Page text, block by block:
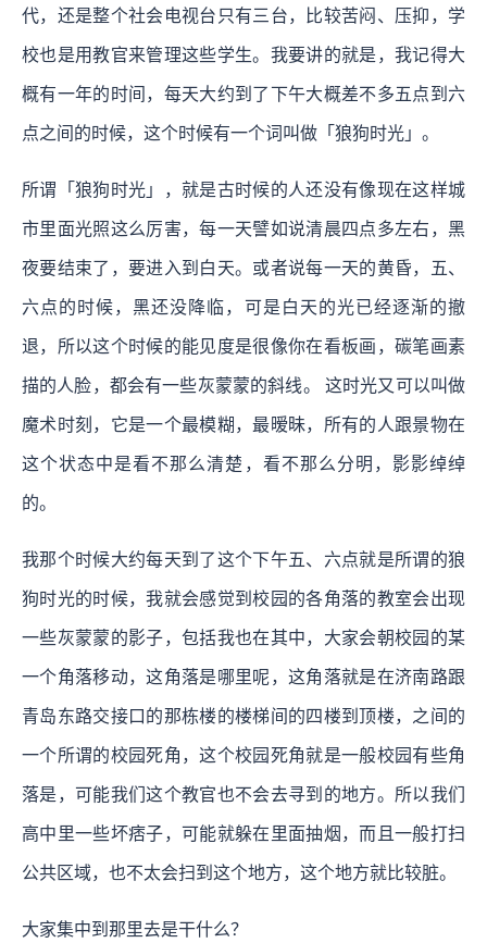
代，还是整个社会电视台只有三台，比较苦闷、压抑，学
校也是用教官来管理这些学生。我要讲的就是，我记得大
概有一年的时间，每天大约到了下午大概差不多五点到六
点之间的时候，这个时候有一个词叫做「狼狗时光」。
所谓「狼狗时光」，就是古时候的人还没有像现在这样城
市里面光照这么厉害，每一天譬如说清晨四点多左右，黑
夜要结束了，要进入到白天。或者说每一天的黄昏，五、
六点的时候，黑还没降临，可是白天的光已经逐渐的撤
退，所以这个时候的能见度是很像你在看板画，碳笔画素
描的人脸，都会有一些灰蒙蒙的斜线。 这时光又可以叫做
魔术时刻，它是一个最模糊，最暧昧，所有的人跟景物在
这个状态中是看不那么清楚，看不那么分明，影影绰绰
的。
我那个时候大约每天到了这个下午五、六点就是所谓的狼
狗时光的时候，我就会感觉到校园的各角落的教室会出现
一些灰蒙蒙的影子，包括我也在其中，大家会朝校园的某
一个角落移动，这角落是哪里呢，这角落就是在济南路跟
青岛东路交接口的那栋楼的楼梯间的四楼到顶楼，之间的
一个所谓的校园死角，这个校园死角就是一般校园有些角
落是，可能我们这个教官也不会去寻到的地方。所以我们
高中里一些坏痞子，可能就躲在里面抽烟，而且一般打扫
公共区域，也不太会扫到这个地方，这个地方就比较脏。
大家集中到那里去是干什么？